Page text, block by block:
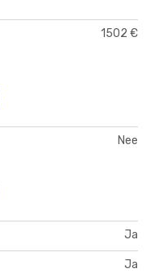
1502 €
Nee
Ja
Ja